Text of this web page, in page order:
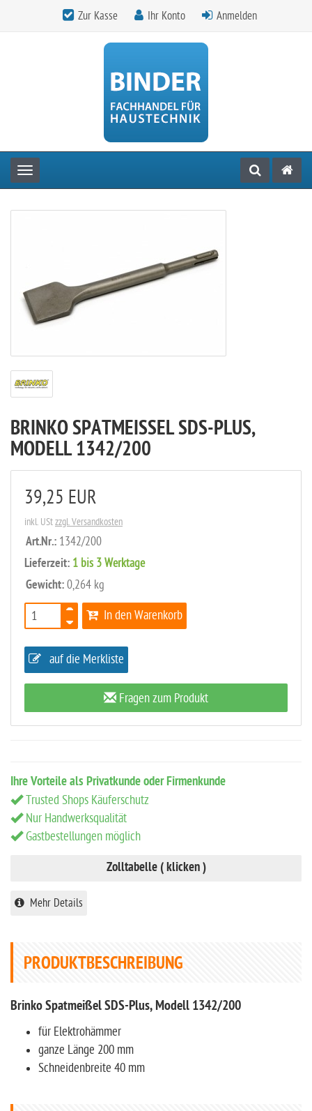
Zur Kasse Ihr Konto Anmelden
Toggle navigation
BRINKO SPATMEISSEL SDS-PLUS, M
ODELL 1342/200
39,25 EUR
inkl. UStzzgl. Versandkosten
Art.Nr.: 1342/200
Lieferzeit: 1 bis 3 Werktage
Gewicht: 0,264 kg
In den Warenkorb
auf die Merkliste
Fragen zum Produkt
Ihre Vorteile als Privatkunde oder Firmenkunde
Trusted Shops Käuferschutz
Nur Handwerksqualität
Gastbestellungen möglich
Zolltabelle ( klicken )
Mehr Details
PRODUKTBESCHREIBUNG
Brinko Spatmeißel SDS-Plus, Modell 1342/200
für Elektrohämmer
ganze Länge 200 mm
Schneidenbreite 40 mm